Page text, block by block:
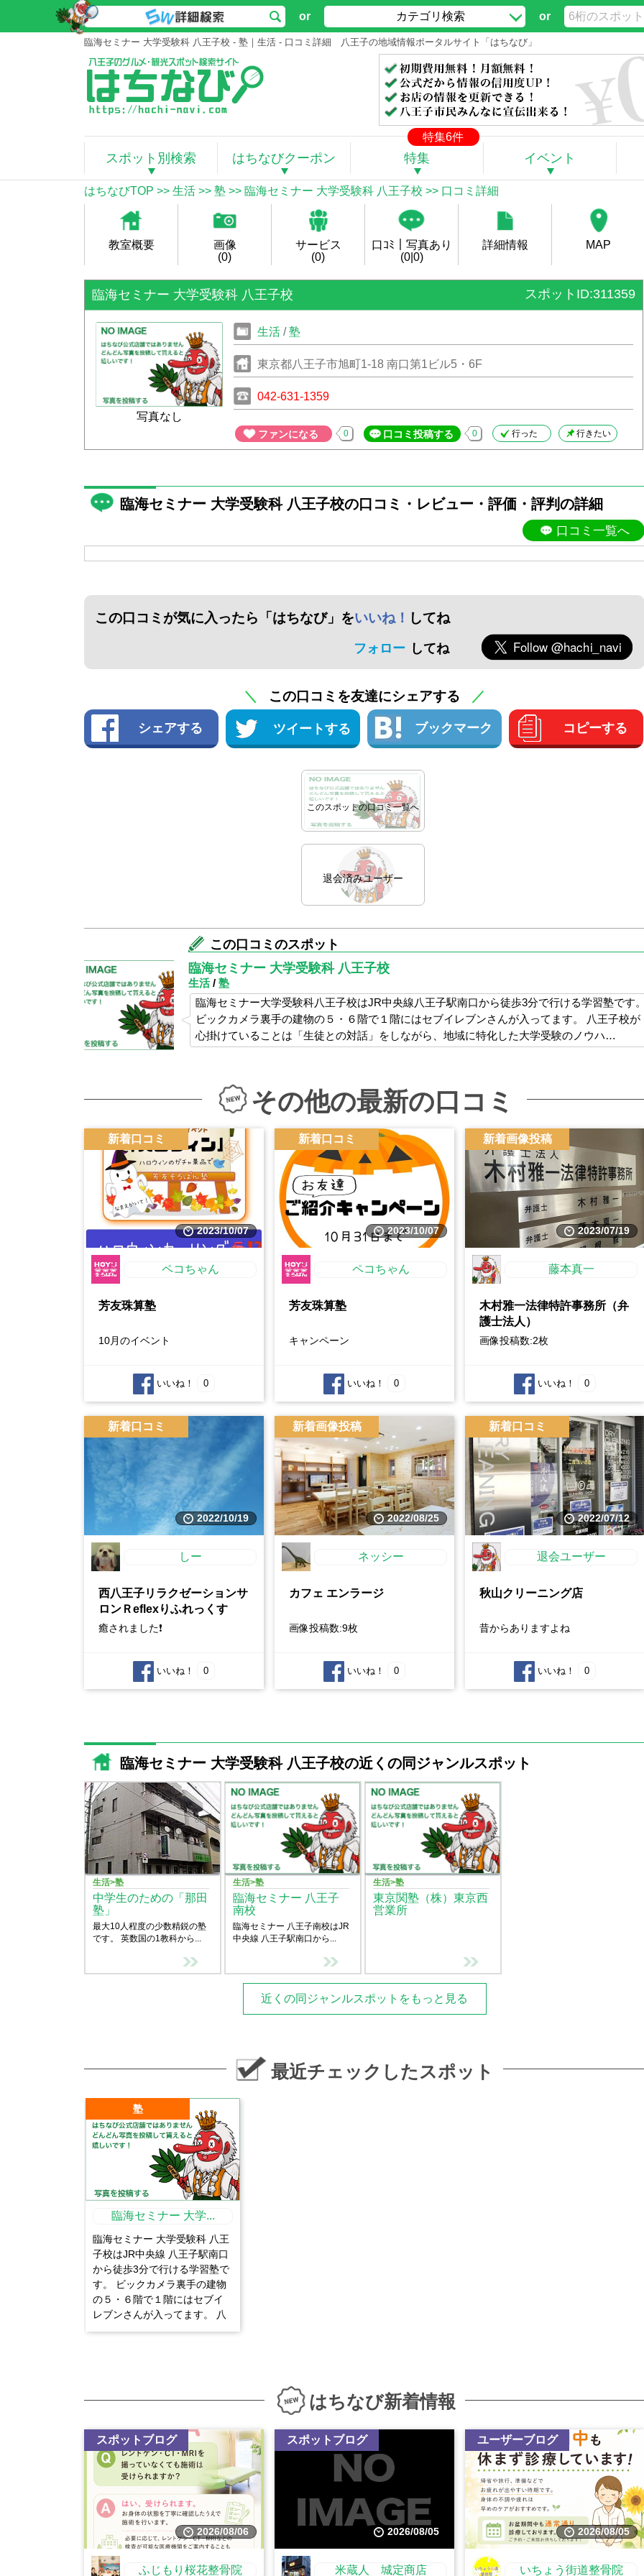
or カテゴリ検索 or
臨海セミナー 大学受験科 八王子校 - 塾｜生活 - 口コミ詳細 八王子の地域情報ポータルサイト「はちなび」
特集6件
スポット別検索 はちなびクーポン 特集 イベント
はちなびTOP >> 生活 >> 塾 >> 臨海セミナー 大学受験科 八王子校 >> 口コミ詳細
教室概要
画像
(0)
サービス
(0)
口ｺﾐ｜写真あり
(0|0)
詳細情報 MAP
臨海セミナー 大学受験科 八王子校 スポットID:311359
写真なし
生活 /塾
東京都八王子市旭町1-18 南口第1ビル5・6F
042-631-1359
ファンになる 0 口コミ投稿する 0 行った 行きたい
臨海セミナー 大学受験科 八王子校の口コミ・レビュー・評価・評判の詳細
口コミ一覧へ
この口コミが気に入ったら 「はちなび」をいいね！ してね
フォロー してね
＼ この口コミを友達にシェアする ／
シェアする ツイートする ブックマーク コピーする
このスポットの口コミ一覧へ
退会済みユーザー
この口コミのスポット
臨海セミナー 大学受験科 八王子校
生活/ 塾
臨海セミナー大学受験科八王子校はJR中央線八王子駅南口から徒歩3分で行ける学習塾です
ビックカメラ裏手の建物の５・６階で１階にはセブイレブンさんが入ってます。 八王子校が
心掛けていることは「生徒との対話」をしながら、地域に特化した大学受験のノウハ…
その他の最新の口コミ
新着口コミ
2023/10/07
ペコちゃん
芳友珠算塾
10月のイベント
いいね！ 0
新着口コミ
2023/10/07
ペコちゃん
芳友珠算塾
キャンペーン
いいね！ 0
新着画像投稿
2023/07/19
藤本真一
木村雅一法律特許事務所（弁
護士法人）
画像投稿数:2枚
いいね！ 0
新着口コミ
2022/10/19
しー
西八王子リラクゼーションサ
ロンＲeflexりふれっくす
癒されました❗
いいね！ 0
新着画像投稿
2022/08/25
ネッシー
カフェ エンラージ
画像投稿数:9枚
いいね！ 0
新着口コミ
2022/07/12
退会ユーザー
秋山クリーニング店
昔からありますよね
いいね！ 0
臨海セミナー 大学受験科 八王子校の近くの同ジャンルスポット
生活>塾
中学生のための「那田
塾」
最大10人程度の少数精鋭の塾
です。 英数国の1教科から...
生活>塾
臨海セミナー 八王子
南校
臨海セミナー 八王子南校はJR
中央線 八王子駅南口から...
生活>塾
東京関塾（株）東京西
営業所
近くの同ジャンルスポットをもっと見る
最近チェックしたスポット
塾
臨海セミナー 大学...
臨海セミナー 大学受験科 八王
子校はJR中央線 八王子駅南口
から徒歩3分で行ける学習塾で
す。 ビックカメラ裏手の建物
の５・６階で１階にはセブイ
レブンさんが入ってます。 八
王子校が心掛けていることは
が地域No.1の実績のあ...
はちなび新着情報
スポットブログ
2026/08/06
ふじもり桜花整骨院
スポットブログ
2026/08/05
米蔵人 城定商店
ユーザーブログ
2026/08/05
いちょう街道整骨院